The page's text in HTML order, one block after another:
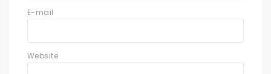
E-mail
Website